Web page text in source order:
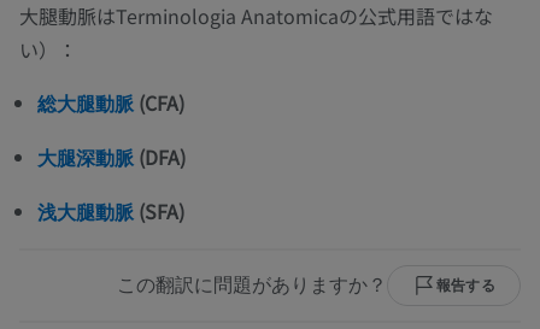
大腿動脈はTerminologia Anatomicaの公式用語ではな
い）：
総大腿動脈 (CFA)
大腿深動脈 (DFA)
浅大腿動脈 (SFA)
この翻訳に問題がありますか？ 報告する